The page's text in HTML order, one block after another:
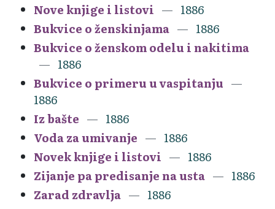
Nove knjige i listovi
1886
Bukvice o ženskinjama
1886
Bukvice o ženskom odelu i nakitima
1886
Bukvice o primeru u vaspitanju
1886
Iz bašte
1886
Voda za umivanje
1886
Novek knjige i listovi
1886
Zijanje pa predisanje na usta
1886
Zarad zdravlja
1886